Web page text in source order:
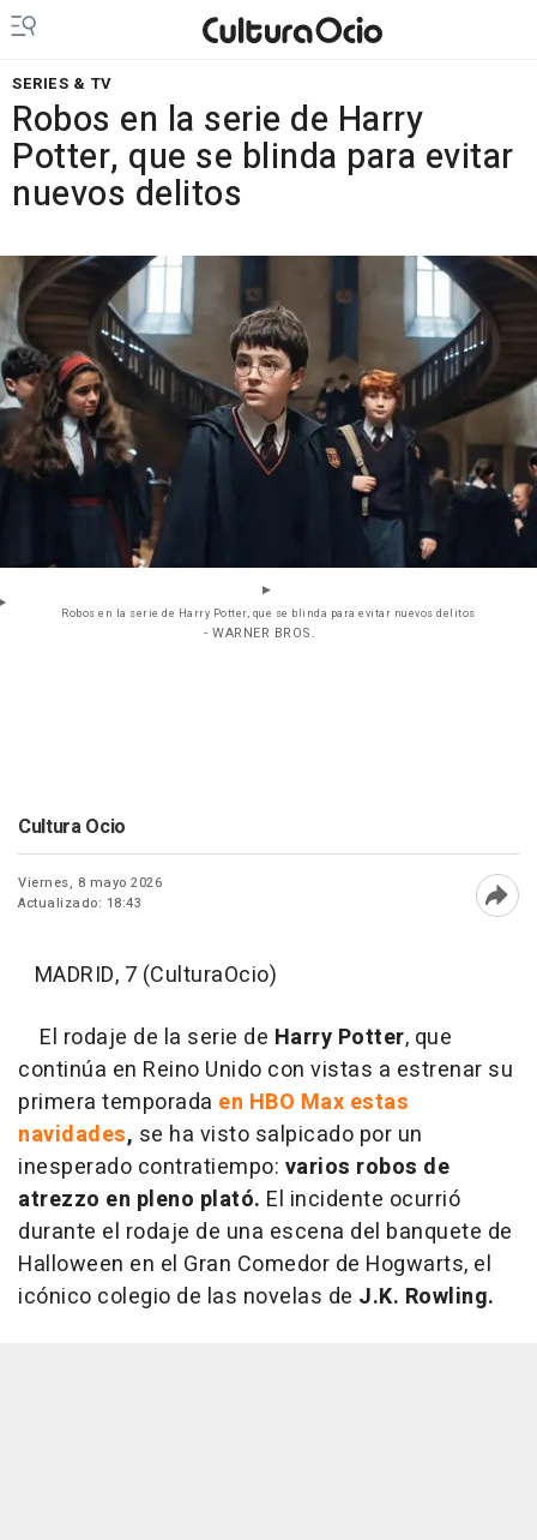
SERIES & TV
Robos en la serie de Harry
Potter, que se blinda para evitar
nuevos delitos
Robos en la serie de Harry Potter, que se blinda para evitar nuevos delitos
- WARNER BROS.
Cultura Ocio
Viernes, 8 mayo 2026
Actualizado: 18:43
MADRID, 7 (CulturaOcio)
El rodaje de la serie de Harry Potter, que
continúa en Reino Unido con vistas a estrenar su
primera temporada en HBO Max estas
navidades, se ha visto salpicado por un
inesperado contratiempo: varios robos de
atrezzo en pleno plató. El incidente ocurrió
durante el rodaje de una escena del banquete de
Halloween en el Gran Comedor de Hogwarts, el
icónico colegio de las novelas de J.K. Rowling.